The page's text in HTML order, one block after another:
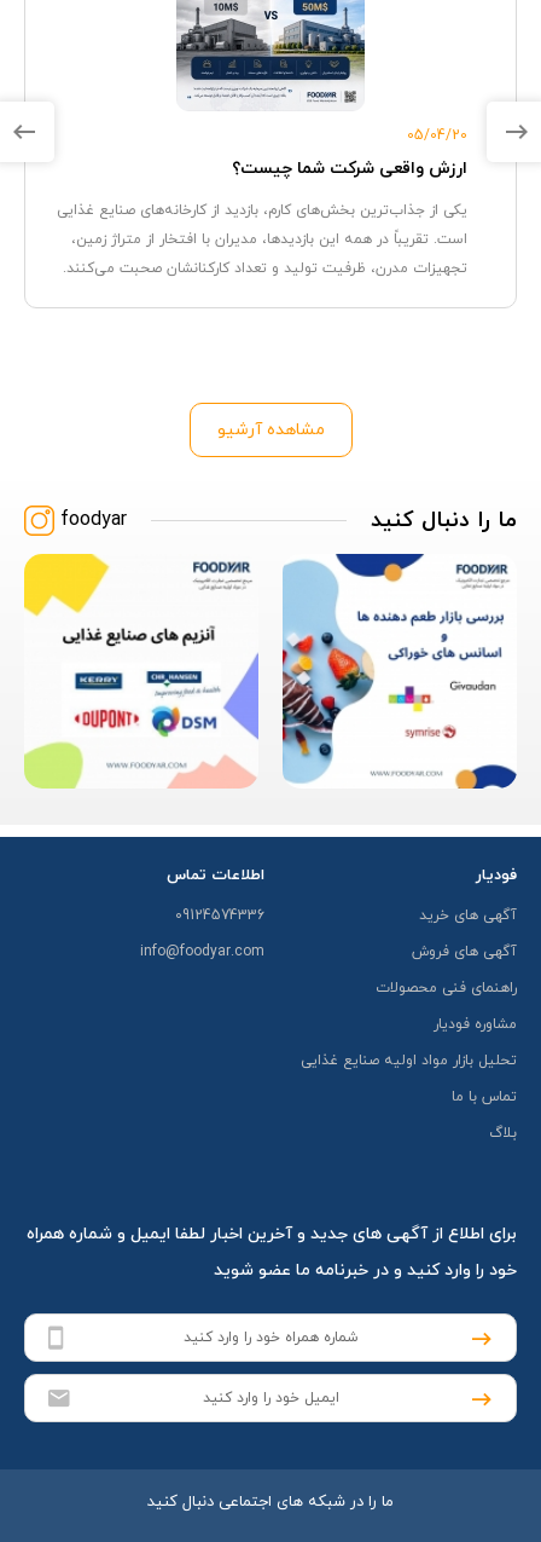
05/04/20
ارزش واقعی شرکت شما چیست؟
یکی از جذاب‌ترین بخش‌های کارم، بازدید از کارخانه‌های صنایع غذایی
است. تقریباً در همه این بازدیدها، مدیران با افتخار از متراژ زمین،
تجهیزات مدرن، ظرفیت تولید و تعداد کارکنانشان صحبت می‌کنند.
مشاهده آرشیو
ما را دنبال کنید foodyar
فودیار
آگهی های خرید
آگهی های فروش
راهنمای فنی محصولات
مشاوره فودیار
تحلیل بازار مواد اولیه صنایع غذایی
تماس با ما
بلاگ
اطلاعات تماس
09124574336
info@foodyar.com
برای اطلاع از آگهی های جدید و آخرین اخبار لطفا ایمیل و شماره همراه
خود را وارد کنید و در خبرنامه ما عضو شوید
ما را در شبکه های اجتماعی دنبال کنید